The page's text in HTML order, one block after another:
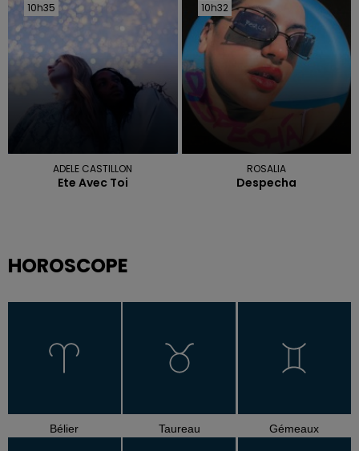
10h35
10h35
ADELE CASTILLON
Ete Avec Toi
10h32
10h32
ROSALIA
Despecha
HOROSCOPE
Bélier Taureau Gémeaux